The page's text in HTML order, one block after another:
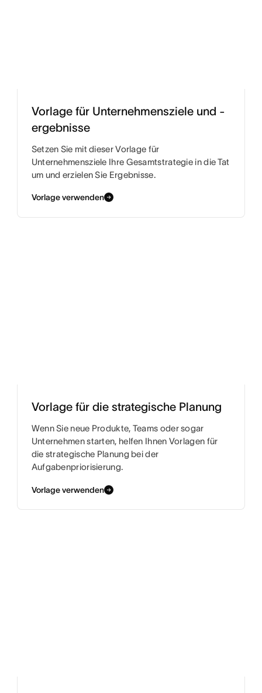
Vorlage für Unternehmensziele und -
ergebnisse
Setzen Sie mit dieser Vorlage für
Unternehmensziele Ihre Gesamtstrategie in die Tat
um und erzielen Sie Ergebnisse.
Vorlage verwenden
Vorlage für die strategische Planung
Wenn Sie neue Produkte, Teams oder sogar
Unternehmen starten, helfen Ihnen Vorlagen für
die strategische Planung bei der
Aufgabenpriorisierung.
Vorlage verwenden